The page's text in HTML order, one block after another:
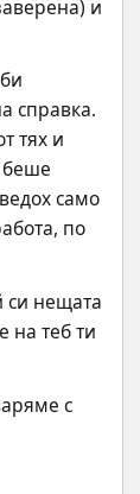
и
справка.
тях и
беше
само
по
нещата
на теб ти
с